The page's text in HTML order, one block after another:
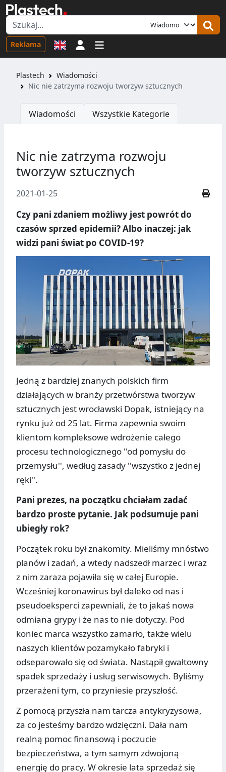
Reklama Logowanie
Plastech
Wiadomości
Nic nie zatrzyma rozwoju tworzyw sztucznych
Wiadomości Wszystkie Kategorie
Nic nie zatrzyma rozwoju
tworzyw sztucznych
2021-01-25
Czy pani zdaniem możliwy jest powrót do
czasów sprzed epidemii? Albo inaczej: jak
widzi pani świat po COVID-19?
Jedną z bardziej znanych polskich firm
działających w branży przetwórstwa tworzyw
sztucznych jest wrocławski Dopak, istniejący na
rynku już od 25 lat. Firma zapewnia swoim
klientom kompleksowe wdrożenie całego
procesu technologicznego ''od pomysłu do
przemysłu'', według zasady ''wszystko z jednej
ręki''.
Pani prezes, na początku chciałam zadać
bardzo proste pytanie. Jak podsumuje pani
ubiegły rok?
Początek roku był znakomity. Mieliśmy mnóstwo
planów i zadań, a wtedy nadszedł marzec i wraz
z nim zaraza pojawiła się w całej Europie.
Wcześniej koronawirus był daleko od nas i
pseudoeksperci zapewniali, że to jakaś nowa
odmiana grypy i że nas to nie dotyczy. Pod
koniec marca wszystko zamarło, także wielu
naszych klientów pozamykało fabryki i
odseparowało się od świata. Nastąpił gwałtowny
spadek sprzedaży i usług serwisowych. Byliśmy
przerażeni tym, co przyniesie przyszłość.
Z pomocą przyszła nam tarcza antykryzysowa,
za co jesteśmy bardzo wdzięczni. Dała nam
realną pomoc finansową i poczucie
bezpieczeństwa, a tym samym zdwojoną
energię do pracy. W okresie lata sprzedaż się